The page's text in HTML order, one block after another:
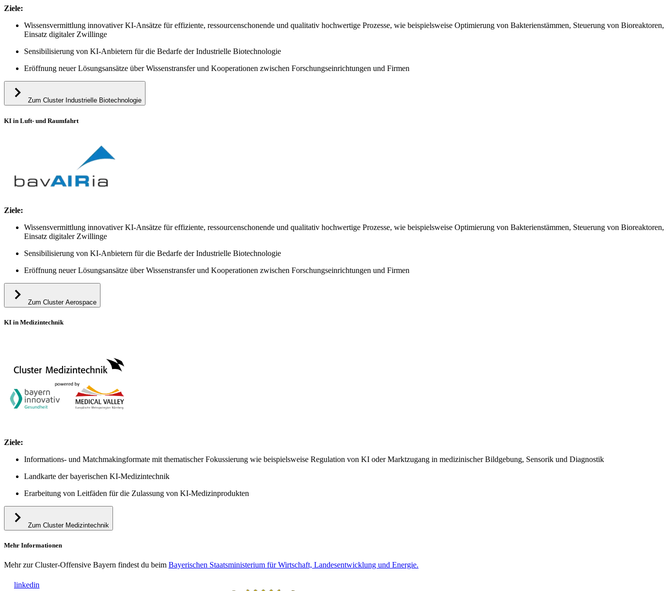
Ziele:
​Wissensvermittlung innovativer KI-Ansätze für effiziente, ressourcenschonende und qualitativ hochwertige Prozesse, wie beispielsweise Optimierung von Bakterienstämmen, Steuerung von Bioreaktoren,
Einsatz digitaler Zwillinge
Sensibilisierung von KI-Anbietern für die Bedarfe der Industrielle Biotechnologie
Eröffnung neuer Lösungsansätze über Wissenstransfer und Kooperationen zwischen Forschungseinrichtungen und Firmen​
Zum Cluster Industrielle Biotechnologie
KI in Luft- und Raumfahrt
Ziele:
​Wissensvermittlung innovativer KI-Ansätze für effiziente, ressourcenschonende und qualitativ hochwertige Prozesse, wie beispielsweise Optimierung von Bakterienstämmen, Steuerung von Bioreaktoren,
Einsatz digitaler Zwillinge
Sensibilisierung von KI-Anbietern für die Bedarfe der Industrielle Biotechnologie
Eröffnung neuer Lösungsansätze über Wissenstransfer und Kooperationen zwischen Forschungseinrichtungen und Firmen​
Zum Cluster Aerospace
KI in Medizintechnik
Ziele:
Informations- und Matchmakingformate mit thematischer Fokussierung wie beispielsweise Regulation von KI oder Marktzugang in medizinischer Bildgebung, Sensorik und Diagnostik
Landkarte der bayerischen KI-Medizintechnik
Erarbeitung von Leitfäden für die Zulassung von KI-Medizinprodukten
Zum Cluster Medizintechnik
Mehr Informationen
Mehr zur Cluster-Offensive Bayern findest du beim Bayerischen Staatsministerium für Wirtschaft, Landesentwicklung und Energie.
linkedin